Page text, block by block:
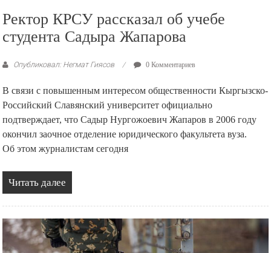
Ректор КРСУ рассказал об учебе
студента Садыра Жапарова
Опубликовал: Негмат Гиясов 0 Комментариев
В связи с повышенным интересом общественности Кыргызско-
Российский Славянский университет официально
подтверждает, что Садыр Нургожоевич Жапаров в 2006 году
окончил заочное отделение юридического факультета вуза.
Об этом журналистам сегодня
Читать далее